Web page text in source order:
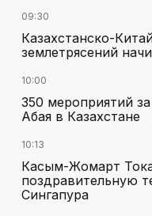
09:30
Казахстанско-
землетрясений
10:00
350 мероприятий
Абая в Казахстане
10:13
Касым-Жомарт
поздравительную
Сингапура